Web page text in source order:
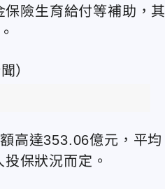
險生育給付等補助，其
高達353.06億元，平均
保狀況而定。